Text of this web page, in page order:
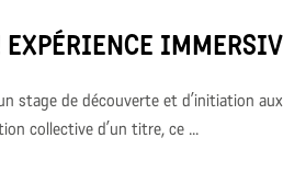
stage de découverte et d’initiation
collective d’un titre, ce ...